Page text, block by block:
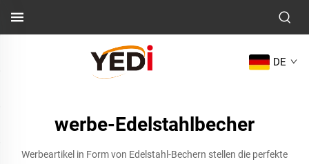
DE
werbe-Edelstahlbecher
Werbeartikel in Form von Edelstahl-Bechern stellen die perfekte